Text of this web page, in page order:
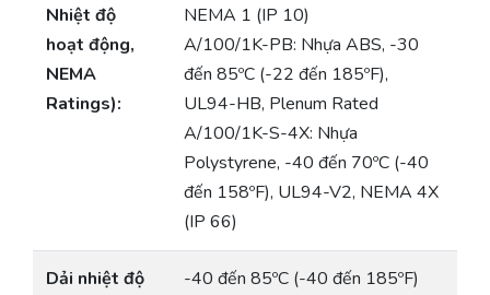
Nhiệt độ
hoạt động,
NEMA
Ratings):
NEMA 1 (IP 10)
A/100/1K-PB: Nhựa ABS, -30
đến 85ºC (-22 đến 185ºF),
UL94-HB, Plenum Rated
A/100/1K-S-4X: Nhựa
Polystyrene, -40 đến 70ºC (-40
đến 158ºF), UL94-V2, NEMA 4X
(IP 66)
Dải nhiệt độ
-40 đến 85ºC (-40 đến 185ºF)